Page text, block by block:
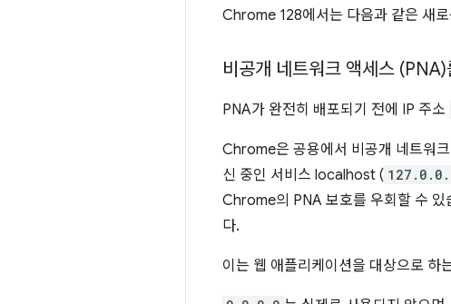
Chrome 128에서는 다음과 같은 새
비공개 네트워크 액세스
PNA가 완전히 배포되기 전에 IP 주소
Chrome은 공용에서 비공개 네트워
신 중인 서비스 localhost (
Chrome의 PNA 보호를 우회할 수 있
다.
이는 웹 애플리케이션을 대상으로